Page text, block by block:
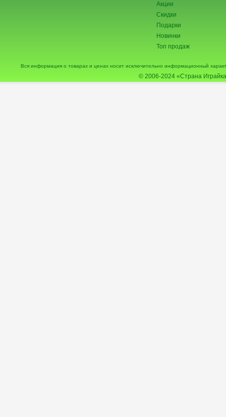
Акции
Скидки
Подарки
Новинки
Топ продаж
Вся информация о товарах и ценах носит исключительно информационный
© 2006-2024 «Страна